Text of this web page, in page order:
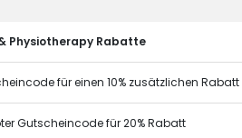
Physiotherapy Rabatte
für einen 10% zusätzlichen Rabatt
Gutscheincode für 20% Rabatt